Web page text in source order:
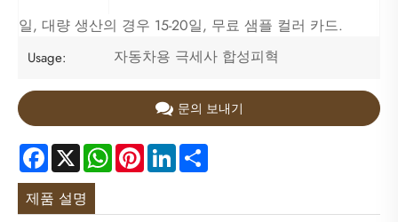
일, 대량 생산의 경우 15-20일, 무료 샘플 컬러 카드.
Usage: 자동차용 극세사 합성피혁
문의 보내기
Facebook
X WhatsApp
PinterestLinkedIn
제품 설명